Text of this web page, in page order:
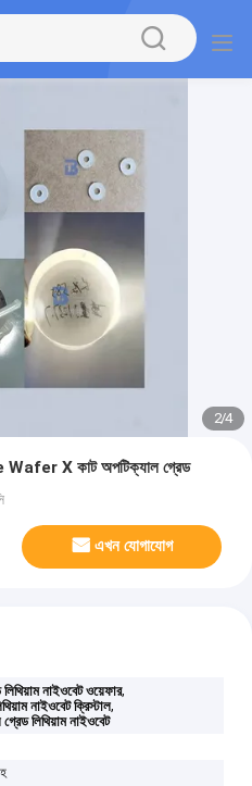
2/4
X কাট অপটিক্যাল গ্রেড
এখন যোগাযোগ
নাইওবেট ওয়েফার,
নাইওবেট ক্রিস্টাল,
লিথিয়াম নাইওবেট